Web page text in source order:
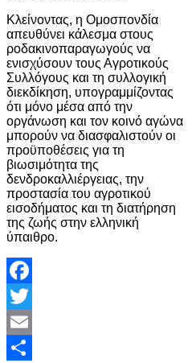
Κλείνοντας, η Ομοσπονδία
απευθύνει κάλεσμα στους
ροδακινοπαραγωγούς να
ενισχύσουν τους Αγροτικούς
Συλλόγους και τη συλλογική
διεκδίκηση, υπογραμμίζοντας
ότι μόνο μέσα από την
οργάνωση και τον κοινό αγώνα
μπορούν να διασφαλιστούν οι
προϋποθέσεις για τη
βιωσιμότητα της
δενδροκαλλιέργειας, την
προστασία του αγροτικού
εισοδήματος και τη διατήρηση
της ζωής στην ελληνική
ύπαιθρο.
Facebook
Twitter
Email